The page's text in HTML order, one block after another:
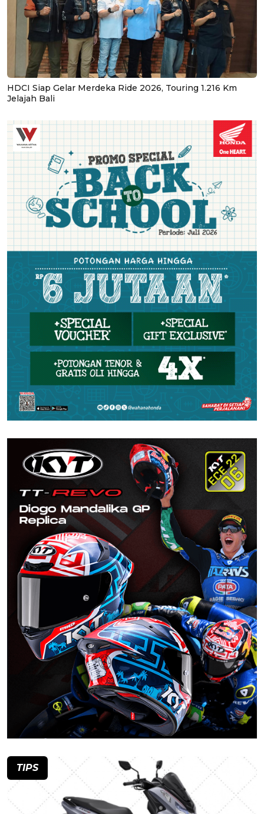
HDCI Siap Gelar Merdeka Ride 2026, Touring 1.216 Km
Jelajah Bali
TIPS